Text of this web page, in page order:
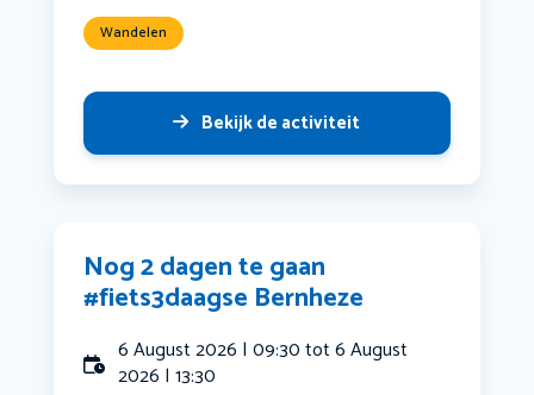
Wandelen
Bekijk de activiteit
Nog 2 dagen te gaan
#fiets3daagse Bernheze
6 August 2026 | 09:30 tot 6 August
2026 | 13:30